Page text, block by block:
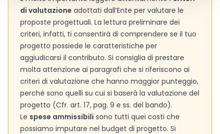
di valutazione adottati dall’Ente per valutare le
proposte progettuali. La lettura preliminare dei
criteri, infatti, ti consentirà di comprendere se il tuo
progetto possiede le caratteristiche per
aggiudicarsi il contributo. Si consiglia di prestare
molta attenzione ai paragrafi che si riferiscono ai
criteri di valutazione che hanno maggior punteggio,
perché sono quelli su cui si baserà la valutazione del
progetto (Cfr. art. 17, pag. 9 e ss. del bando).
Le spese ammissibili sono tutti quei costi che
possiamo imputare nel budget di progetto. Si